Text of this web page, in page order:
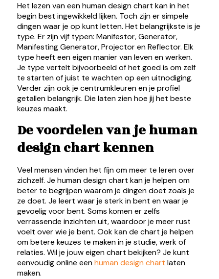
Het lezen van een human design chart kan in het
begin best ingewikkeld lijken. Toch zijn er simpele
dingen waar je op kunt letten. Het belangrijkste is je
type. Er zijn vijf typen: Manifestor, Generator,
Manifesting Generator, Projector en Reflector. Elk
type heeft een eigen manier van leven en werken.
Je type vertelt bijvoorbeeld of het goed is om zelf
te starten of juist te wachten op een uitnodiging.
Verder zijn ook je centrumkleuren en je profiel
getallen belangrijk. Die laten zien hoe jij het beste
keuzes maakt.
De voordelen van je human
design chart kennen
Veel mensen vinden het fijn om meer te leren over
zichzelf. Je human design chart kan je helpen om
beter te begrijpen waarom je dingen doet zoals je
ze doet. Je leert waar je sterk in bent en waar je
gevoelig voor bent. Soms komen er zelfs
verrassende inzichten uit, waardoor je meer rust
voelt over wie je bent. Ook kan de chart je helpen
om betere keuzes te maken in je studie, werk of
relaties. Wil je jouw eigen chart bekijken? Je kunt
eenvoudig online eenhuman design chart laten
maken.